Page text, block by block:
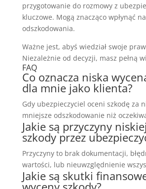
przygotowanie do rozmowy z
kluczowe. Mogą znacząco wpłynąć
odszkodowania.
Ważne jest, abyś wiedział swoje
Niezależnie od decyzji, masz pełną
FAQ
Co oznacza niska
dla mnie jako klienta?
Gdy ubezpieczyciel oceni szkodę za
mniejsze odszkodowanie niż
Jakie są przyczyny
szkody przez
Przyczyny to brak dokumentacji,
wartości, lub nieuwzględnienie
Jakie są skutki